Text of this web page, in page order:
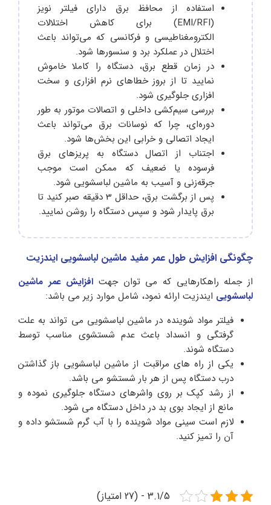
استفاده از محافظ برق دارای فیلتر نویز
(EMI/RFI) برای کاهش اختلالات
الکترومغناطیسی و فرکانسی که می‌تواند باعث
اختلال در عملکرد برد و سنسورها شود.
در زمان قطع برق، دستگاه را کاملا خاموش
نمایید تا از بروز خطاهای نرم‌ افزاری و سخت‌
افزاری جلوگیری شود.
بررسی سیم‌کشی داخلی و اتصالات موتور به طور
دوره‌ای، چرا که نوسانات برق می‌تواند باعث
ایجاد اتصالی و خرابی این بخش‌ها شود.
اجتناب از اتصال دستگاه به پریزهای برق
فرسوده یا ضعیف که ممکن است موجب
جرقه‌زنی و آسیب به ماشین لباسشویی شود.
پس از برگشت برق، حداقل 3 دقیقه صبر کنید تا
برق پایدار شود و سپس دستگاه را روشن نمایید.
چگونگی افزایش طول عمر مفید ماشین لباسشویی ایندزیت
از جمله راهکارهایی که می توان جهت افزایش عمر ماشین
لباسشویی ایندزیت ارائه نمود، شامل موارد زیر می باشد:
فیلتر مواد شوینده در ماشین لباسشویی می تواند به علت
گرفتگی و انسداد باعث عدم شستشوی مناسب توسط
دستگاه شوند.
یکی از راه های مراقبت از ماشین لباسشویی باز گذاشتن
درب دستگاه پس از هر بار شستشو می باشد.
از رشد کپک بر روی واشرهای دستگاه جلوگیری نموده و
مانع از ایجاد بوی بد در داخل دستگاه می شود.
لازم است سینی مواد شوینده را با آب گرم شستشو داده و
آن را تمیز کنید.
3.1/5 - (27 امتیاز)